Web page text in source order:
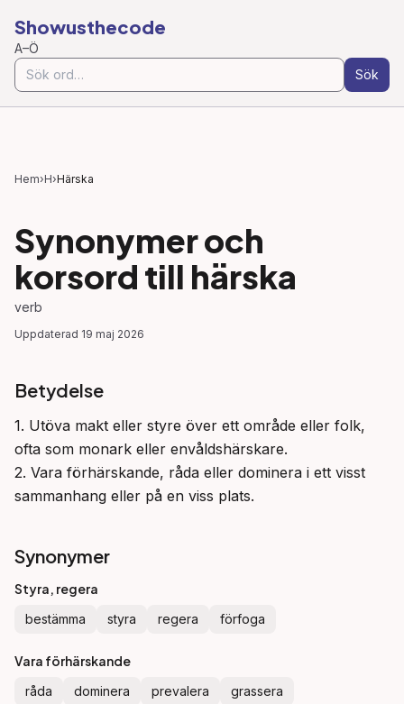
Showusthecode
A–Ö
Sök
Hem›H›Härska
Synonymer och
korsord till härska
verb
Uppdaterad 19 maj 2026
Betydelse
1. Utöva makt eller styre över ett område eller folk,
ofta som monark eller envåldshärskare.
2. Vara förhärskande, råda eller dominera i ett visst
sammanhang eller på en viss plats.
Synonymer
Styra, regera
bestämma styra regera förfoga
Vara förhärskande
råda dominera prevalera grassera